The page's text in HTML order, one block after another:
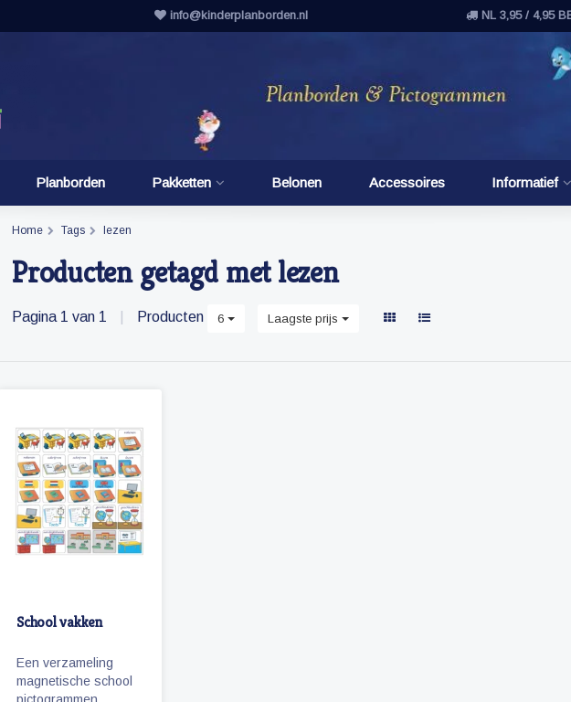
info@kinderplanborden.nl NL 3,95 / 4,95
Planborden Pakketten Belonen Accessoires Informatief
Home Tags lezen
Producten getagd met lezen
Pagina 1 van 1 Producten 6 Laagste prijs
School vakken
Een verzameling
magnetische school